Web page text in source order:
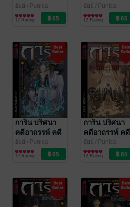
10 'ตุง' หนัง
มนุษย์ (บทจบ)
อัยย์ / Punica
Comic
การ์ตูนทั่วไป
12 Rating
10 'ตุง' หนัง
มนุษย์ (บท
อัยย์ / Punica
Comic
การ์ตูนทั่วไป
12 Rating
การิน ปริศนา
คดีอาถรรพ์ คดี
9 สาปลัทธิ
โลกาวินาศ
อัยย์ / Punica
Comic
การ์ตูนทั่วไป
12 Rating
การิน ปริศนา
คดีอาถรรพ์ คดี
9 สาปลัทธิ
โลกาวินาศ บท
อัยย์ / Punica
Comic
การ์ตูนทั่วไป
12 Rating